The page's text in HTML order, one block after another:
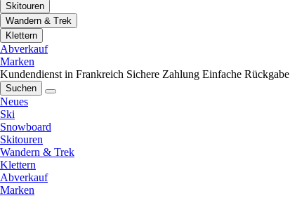
Skitouren
Wandern & Trek
Klettern
Abverkauf
Marken
Kundendienst in Frankreich Sichere Zahlung Einfache Rückgabe
Suchen
Neues
Ski
Snowboard
Skitouren
Wandern & Trek
Klettern
Abverkauf
Marken